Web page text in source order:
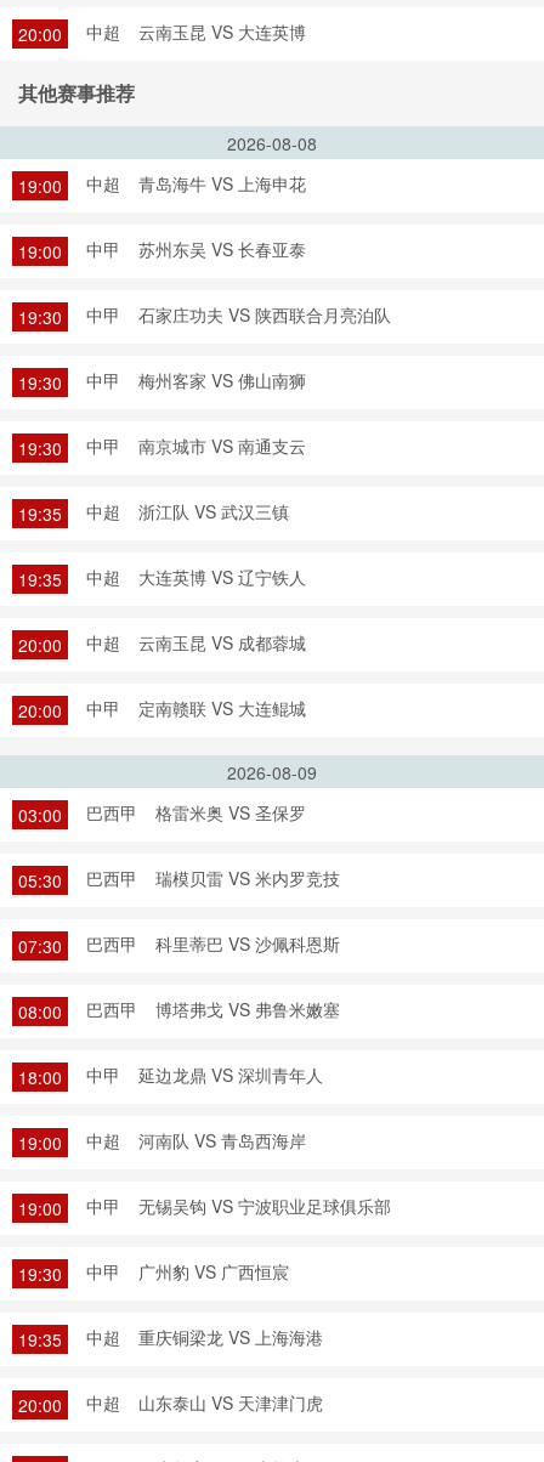
20:00 中超 云南玉昆 VS 大连英博
其他赛事推荐
2026-08-08
19:00
中超 青岛海牛 VS 上海申花
19:00 中甲 苏州东吴 VS 长春亚泰
19:30 中甲 石家庄功夫 VS 陕西联合月亮泊队
19:30 中甲 梅州客家 VS 佛山南狮
19:30 中甲 南京城市 VS 南通支云
19:35 中超 浙江队 VS 武汉三镇
19:35 中超 大连英博 VS 辽宁铁人
20:00 中超 云南玉昆 VS 成都蓉城
20:00 中甲 定南赣联 VS 大连鲲城
2026-08-09
03:00
巴西甲 格雷米奥 VS 圣保罗
05:30 巴西甲 瑞模贝雷 VS 米内罗竞技
07:30 巴西甲 科里蒂巴 VS 沙佩科恩斯
08:00 巴西甲 博塔弗戈 VS 弗鲁米嫩塞
18:00 中甲 延边龙鼎 VS 深圳青年人
19:00 中超 河南队 VS 青岛西海岸
19:00 中甲 无锡吴钩 VS 宁波职业足球俱乐部
19:30 中甲 广州豹 VS 广西恒宸
19:35 中超 重庆铜梁龙 VS 上海海港
20:00 中超 山东泰山 VS 天津津门虎